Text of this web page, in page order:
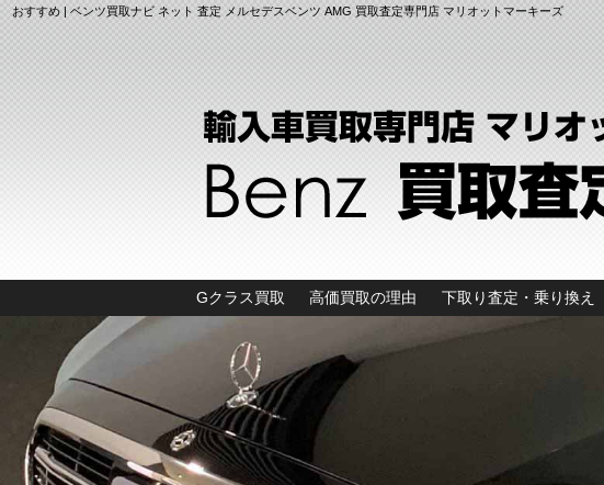
おすすめ | ベンツ買取ナビ ネット 査定 メルセデスベンツ AMG 買取査定専門店 マリオットマーキーズ
Gクラス買取 高価買取の理由 下取り査定・乗り換え